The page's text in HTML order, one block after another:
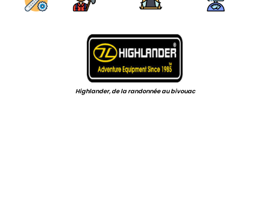
Highlander, de la randonnée au bivouac